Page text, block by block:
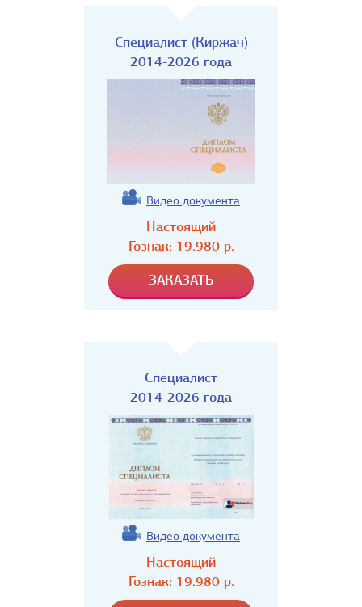
Специалист (Киржач)
2014-2026 года
Видео документа
Настоящий
Гознак: 19.980р.
Специалист
2014-2026 года
Видео документа
Настоящий
Гознак: 19.980р.